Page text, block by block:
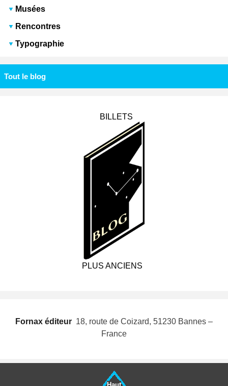
Musées
Rencontres
Typographie
Tout le blog
BILLETS
PLUS ANCIENS
Fornax éditeur  18, route de Coizard, 51230 Bannes –
France